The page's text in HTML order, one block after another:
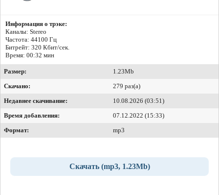
Информация о трэке:
Каналы: Stereo
Частота: 44100 Гц
Битрейт: 320 Кбит/сек.
Время: 00:32 мин
Размер:
1.23Mb
Скачано:
279 раз(а)
Недавнее скачивание:
10.08.2026 (03:51)
Время добавления:
07.12.2022 (15:33)
Формат:
mp3
Скачать (mp3, 1.23Mb)